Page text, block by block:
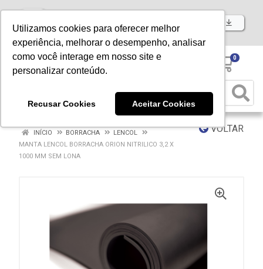
Utilizamos cookies para oferecer melhor
experiência, melhorar o desempenho, analisar
como você interage em nosso site e
personalizar conteúdo.
Recusar Cookies Aceitar Cookies
Baixe já nosso APP
0
VOLTAR
INÍCIO BORRACHA
LENCOL
MANTA LENCOL BORRACHA ORION NITRILICO 3,2 X
1000 MM SEM LONA